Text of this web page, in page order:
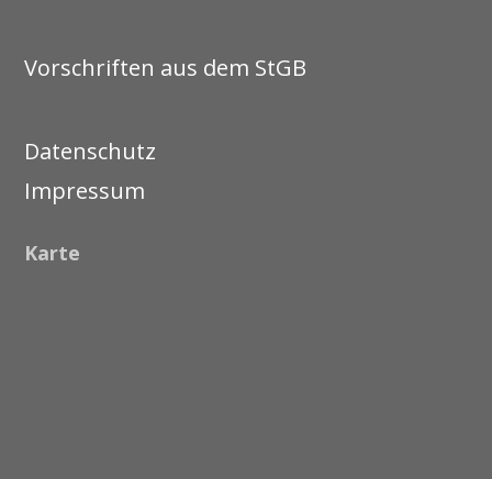
Vorschriften aus dem StGB
Datenschutz
Impressum
Karte